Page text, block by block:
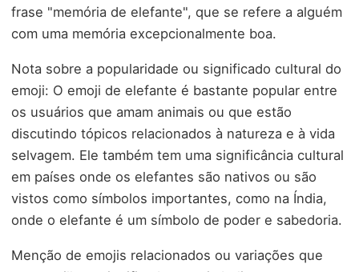
frase "memória de elefante", que se refere a alguém
com uma memória excepcionalmente boa.
Nota sobre a popularidade ou significado cultural do
emoji: O emoji de elefante é bastante popular entre
os usuários que amam animais ou que estão
discutindo tópicos relacionados à natureza e à vida
selvagem. Ele também tem uma significância cultural
em países onde os elefantes são nativos ou são
vistos como símbolos importantes, como na Índia,
onde o elefante é um símbolo de poder e sabedoria.
Menção de emojis relacionados ou variações que